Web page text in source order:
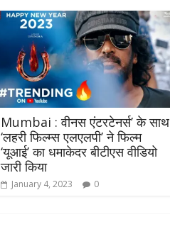
Mumbai : वीनस एंटरटेनर्स’ के साथ
‘लहरी फिल्म्स एलएलपी’ ने फिल्म
‘यूआई’ का धमाकेदर बीटीएस वीडियो
जारी किया
January 4, 2023 0